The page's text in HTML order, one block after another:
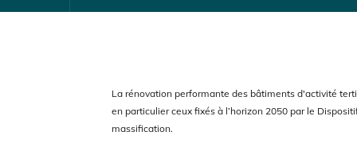
La rénovation performante des bâtiments d'activité
en particulier ceux fixés à l’horizon 2050 par le
massification.